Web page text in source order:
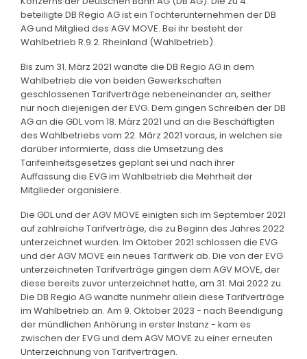
beteiligte DB Regio AG ist ein Tochterunternehmen der DB
AG und Mitglied des AGV MOVE. Bei ihr besteht der
Wahlbetrieb R.9.2. Rheinland (Wahlbetrieb).
Bis zum 31. März 2021 wandte die DB Regio AG in dem
Wahlbetrieb die von beiden Gewerkschaften
geschlossenen Tarifverträge nebeneinander an, seither
nur noch diejenigen der EVG. Dem gingen Schreiben der DB
AG an die GDL vom 18. März 2021 und an die Beschäftigten
des Wahlbetriebs vom 22. März 2021 voraus, in welchen sie
darüber informierte, dass die Umsetzung des
Tarifeinheitsgesetzes geplant sei und nach ihrer
Auffassung die EVG im Wahlbetrieb die Mehrheit der
Mitglieder organisiere.
Die GDL und der AGV MOVE einigten sich im September 2021
auf zahlreiche Tarifverträge, die zu Beginn des Jahres 2022
unterzeichnet wurden. Im Oktober 2021 schlossen die EVG
und der AGV MOVE ein neues Tarifwerk ab. Die von der EVG
unterzeichneten Tarifverträge gingen dem AGV MOVE, der
diese bereits zuvor unterzeichnet hatte, am 31. Mai 2022 zu.
Die DB Regio AG wandte nunmehr allein diese Tarifverträge
im Wahlbetrieb an. Am 9. Oktober 2023 - nach Beendigung
der mündlichen Anhörung in erster Instanz - kam es
zwischen der EVG und dem AGV MOVE zu einer erneuten
Unterzeichnung von Tarifverträgen.